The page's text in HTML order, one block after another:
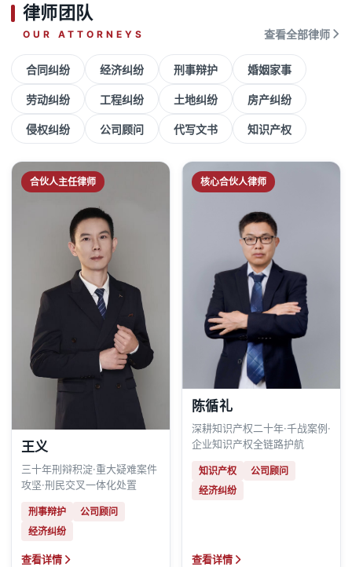
律师团队
OUR ATTORNEYS 查看全部律师
合同纠纷 经济纠纷 刑事辩护 婚姻家事
劳动纠纷 工程纠纷 土地纠纷 房产纠纷
侵权纠纷 公司顾问 代写文书 知识产权
合伙人主任律师
王义
三十年刑辩积淀·重大疑难案件
攻坚·刑民交叉一体化处置
刑事辩护
公司顾问
经济纠纷
查看详情
核心合伙人律师
陈循礼
深耕知识产权二十年·千战案例·
企业知识产权全链路护航
知识产权
公司顾问
经济纠纷
查看详情